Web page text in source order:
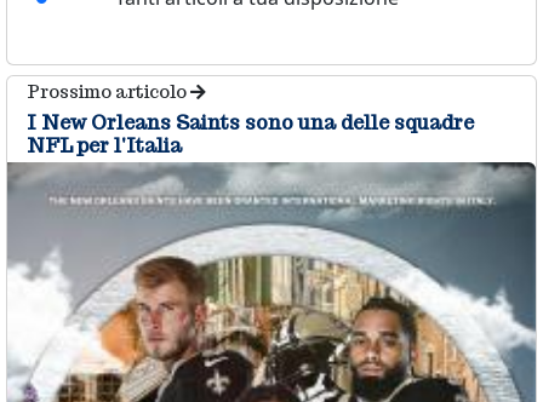
Prossimo articolo
I New Orleans Saints sono una delle squadre
NFL per l'Italia